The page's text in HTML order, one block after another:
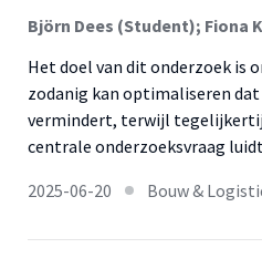
Björn Dees (Student); Fiona
Het doel van dit onderzoek is
zodanig kan optimaliseren
vermindert, terwijl
centrale onderzoeksvraag
2025-06-20
Bouw &